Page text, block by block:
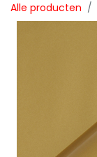
Alle producten